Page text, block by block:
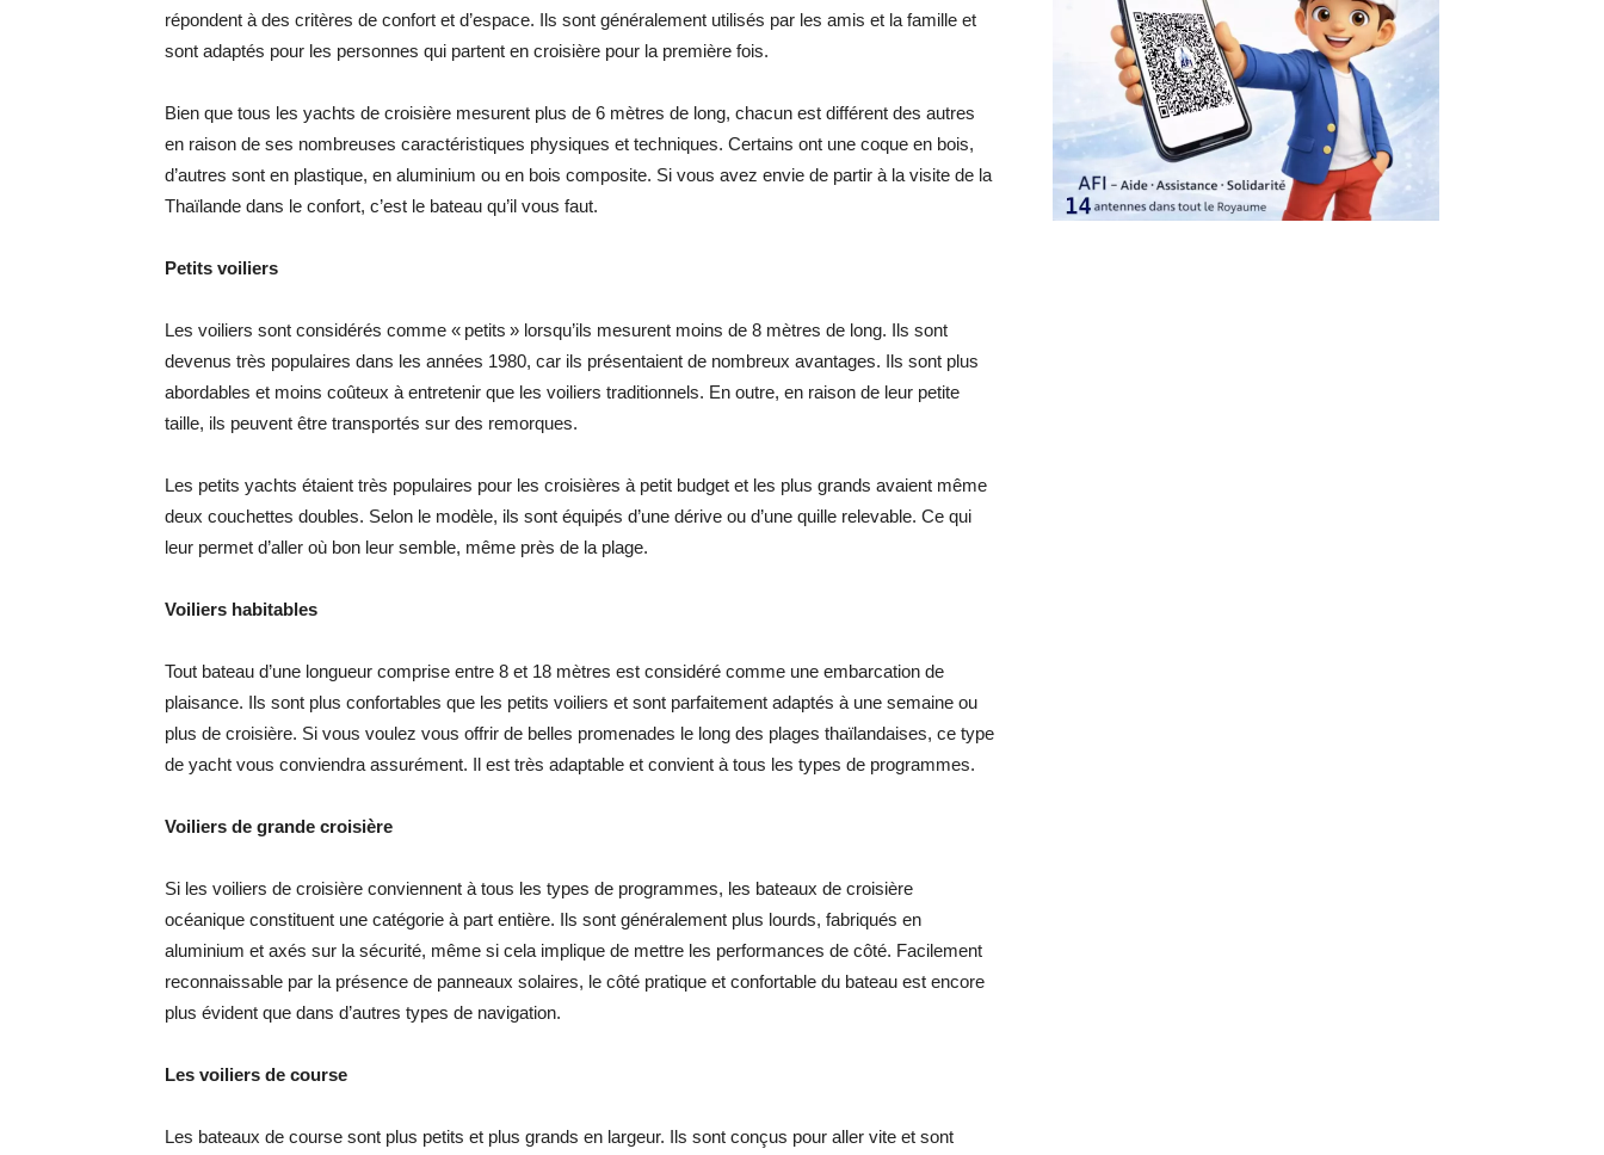
répondent à des critères de confort et d’espace. Ils sont généralement utilisés par les amis et la famille et
sont adaptés pour les personnes qui partent en croisière pour la première fois.
Bien que tous les yachts de croisière mesurent plus de 6 mètres de long, chacun est différent des autres
en raison de ses nombreuses caractéristiques physiques et techniques. Certains ont une coque en bois,
d’autres sont en plastique, en aluminium ou en bois composite. Si vous avez envie de partir à la visite de la
Thaïlande dans le confort, c’est le bateau qu’il vous faut.
Petits voiliers
Les voiliers sont considérés comme « petits » lorsqu’ils mesurent moins de 8 mètres de long. Ils sont
devenus très populaires dans les années 1980, car ils présentaient de nombreux avantages. Ils sont plus
abordables et moins coûteux à entretenir que les voiliers traditionnels. En outre, en raison de leur petite
taille, ils peuvent être transportés sur des remorques.
Les petits yachts étaient très populaires pour les croisières à petit budget et les plus grands avaient même
deux couchettes doubles. Selon le modèle, ils sont équipés d’une dérive ou d’une quille relevable. Ce qui
leur permet d’aller où bon leur semble, même près de la plage.
Voiliers habitables
Tout bateau d’une longueur comprise entre 8 et 18 mètres est considéré comme une embarcation de
plaisance. Ils sont plus confortables que les petits voiliers et sont parfaitement adaptés à une semaine ou
plus de croisière. Si vous voulez vous offrir de belles promenades le long des plages thaïlandaises, ce type
de yacht vous conviendra assurément. Il est très adaptable et convient à tous les types de programmes.
Voiliers de grande croisière
Si les voiliers de croisière conviennent à tous les types de programmes, les bateaux de croisière
océanique constituent une catégorie à part entière. Ils sont généralement plus lourds, fabriqués en
aluminium et axés sur la sécurité, même si cela implique de mettre les performances de côté. Facilement
reconnaissable par la présence de panneaux solaires, le côté pratique et confortable du bateau est encore
plus évident que dans d’autres types de navigation.
Les voiliers de course
Les bateaux de course sont plus petits et plus grands en largeur. Ils sont conçus pour aller vite et sont